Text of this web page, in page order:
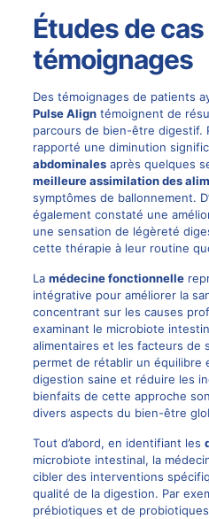
Études de cas
témoignages
Des témoignages de patients
Pulse Aligntémoignent de
parcours de bien-être digestif.
rapporté une diminution
abdominalesaprès quelques
meilleure assimilation des
symptômes de ballonnement.
également constaté une
une sensation de légèreté
cette thérapie à leur routine
La médecine fonctionnelle
intégrative pour améliorer la
concentrant sur les causes
examinant le microbiote
alimentaires et les facteurs de
permet de rétablir un équilibre
digestion saine et réduire les
bienfaits de cette approche
divers aspects du bien-être
Tout d’abord, en identifiant les
microbiote intestinal, la
cibler des interventions
qualité de la digestion. Par
prébiotiques et de